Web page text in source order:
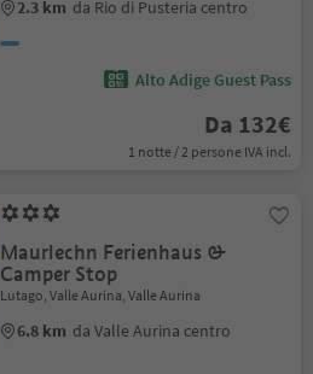
2.3 km da Rio di Pusteria centro
Alto Adige Guest Pass
Da 132€
1 notte / 2 persone IVA incl.
Maurlechn Ferienhaus &
Camper Stop
Lutago, Valle Aurina, Valle Aurina
6.8 km da Valle Aurina centro